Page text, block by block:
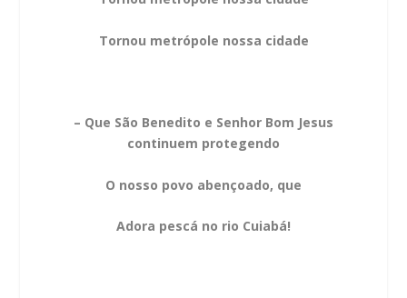
Tornou metrópole nossa cidade
– Que São Benedito e Senhor Bom Jesus
continuem protegendo
O nosso povo abençoado, que
Adora pescá no rio Cuiabá!